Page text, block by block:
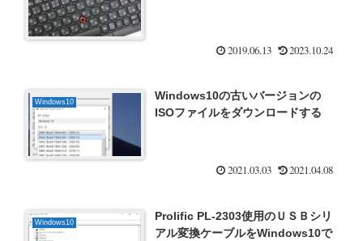
2019.06.13 2023.10.24
Windows10
Windows10の古いバージョンの
ISOファイルをダウンロードする
2021.03.03 2021.04.08
Windows10
Prolific PL-2303使用のＵＳＢシリ
アル変換ケーブルをWindows10で